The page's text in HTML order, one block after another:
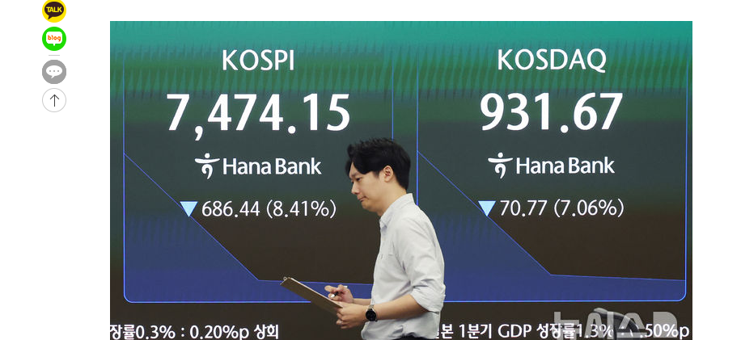
-29602초 전 >
-29008초 전 >
-28404초 전 >
'낮 최고 39도' 불볕더위…한밤 열대야도 계속[내일날씨]
-28363초 전 >
[속보]7~9일 프로야구 3연전도 폭염 취소…11일 재개
-28025초 전 >
"韓 외환시장 개입 관측 배경엔 美의 대한국 무역적자 있어"
'월드컵 탈락 후폭풍' 축구협회…초유의 압수수색에 '충격·당황'
서울 낮 37.9도, 올여름 최고치 경신…영등포 순간 '40도'
[속보]종합특검, 대검 추가 압수수색…내란 중요임무종사 혐의
[속보]코스닥, 800p 회복…0.26% 오른 801.67 마감
[속보]코스피, 301.88포인트(4.58%) 내린 6296.38 마감
[속보]원·달러 환율, 0.7원 내린 1423.8원 마감
"여기 떨어졌다"…다누리, 스페이스X 로켓 달 충돌 흔적 포착
손흥민, 5경기 연속골 실패…LAFC는 승부차기 끝 과달라하라 격파
내일까지 39도 '펄펄'…기상청 "태풍 지나며 폭염 잠시 꺾인다"
트럼프, 한국계 진보 주지사 후보 맹공…"공산주의가 최대 위협"